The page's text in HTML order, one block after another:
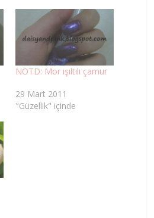
NOTD: Mor ışıltılı çamur
29 Mart 2011
"Güzellik" içinde